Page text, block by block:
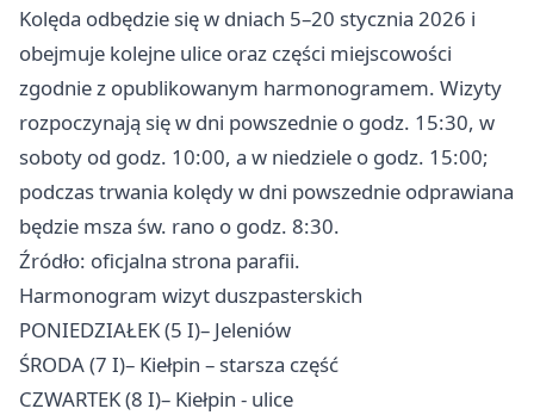
Kolęda odbędzie się w dniach 5–20 stycznia 2026 i
obejmuje kolejne ulice oraz części miejscowości
zgodnie z opublikowanym harmonogramem. Wizyty
rozpoczynają się w dni powszednie o godz. 15:30, w
soboty od godz. 10:00, a w niedziele o godz. 15:00;
podczas trwania kolędy w dni powszednie odprawiana
będzie msza św. rano o godz. 8:30.
Źródło: oficjalna strona parafii.
Harmonogram wizyt duszpasterskich
PONIEDZIAŁEK (5 I)– Jeleniów
ŚRODA (7 I)– Kiełpin – starsza część
CZWARTEK (8 I)– Kiełpin - ulice